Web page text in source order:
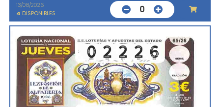
13/08/2026
4 DISPONIBLES 0